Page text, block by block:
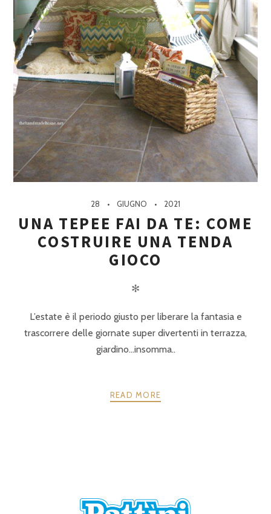
28 GIUGNO 2021
UNA TEPEE FAI DA TE: COME
COSTRUIRE UNA TENDA
GIOCO
✻
L’estate è il periodo giusto per liberare la fantasia e
trascorrere delle giornate super divertenti in terrazza,
giardino…insomma..
READ MORE